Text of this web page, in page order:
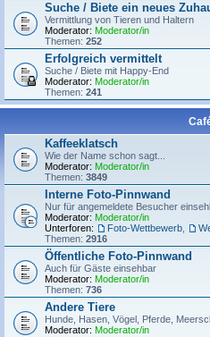
Suche / Biete ein neues
Vermittlung von Tieren und Haltern
Moderator: Moderator/in
Themen: 252
Erfolgreich vermittelt
Suche / Biete mit Happy-End
Moderator: Moderator/in
Themen: 241
Kaffeeklatsch
Wie der Name schon sagt...
Moderator: Moderator/in
Themen: 3849
Interne Foto-Pinnwand
Nur für angemeldete Besucher
Moderator: Moderator/in
Unterforen:
Foto-Wettbewerb
Themen: 2916
Öffentliche Foto-Pinnwand
Auch für Gäste einsehbar
Moderator: Moderator/in
Themen: 736
Andere Tiere
Hunde, Hasen, Vögel, Pferde,
Moderator: Moderator/in